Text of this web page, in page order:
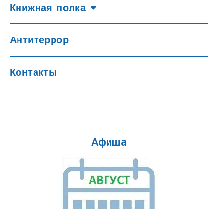
Книжная полка
Антитеррор
Контакты
Афиша